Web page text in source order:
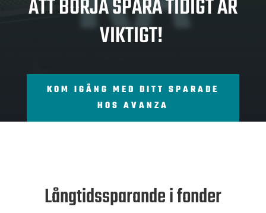
ATT BÖRJA SPARA TIDIGT ÄR
VIKTIGT!
KOM IGÅNG MED DITT SPARADE
HOS AVANZA
Långtidssparande i fonder